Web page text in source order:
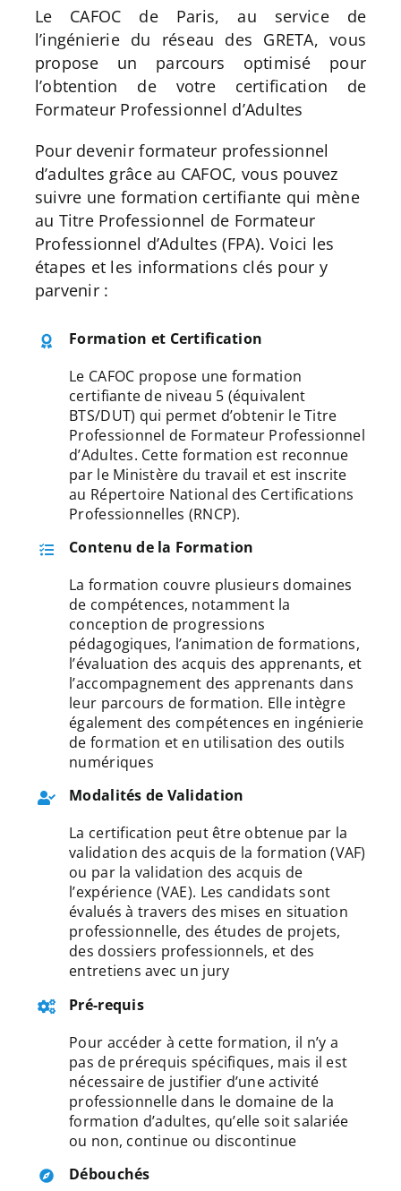
Apprentissage
Bilan de Compétences
Validation des acquis – VAE
Notre Réseau
Actualités
Recherche
Le CAFOC de Paris, au service de
l’ingénierie du réseau des GRETA, vous
propose un parcours optimisé pour
l’obtention de votre certification de
Formateur Professionnel d’Adultes
Pour devenir formateur professionnel
d’adultes grâce au CAFOC, vous pouvez
suivre une formation certifiante qui mène
au Titre Professionnel de Formateur
Professionnel d’Adultes (FPA). Voici les
étapes et les informations clés pour y
parvenir :
Formation et Certification
Le CAFOC propose une formation
certifiante de niveau 5 (équivalent
BTS/DUT) qui permet d’obtenir le Titre
Professionnel de Formateur Professionnel
d’Adultes. Cette formation est reconnue
par le Ministère du travail et est inscrite
au Répertoire National des Certifications
Professionnelles (RNCP).
Contenu de la Formation
La formation couvre plusieurs domaines
de compétences, notamment la
conception de progressions
pédagogiques, l’animation de formations,
l’évaluation des acquis des apprenants, et
l’accompagnement des apprenants dans
leur parcours de formation. Elle intègre
également des compétences en ingénierie
de formation et en utilisation des outils
numériques
Modalités de Validation
La certification peut être obtenue par la
validation des acquis de la formation (VAF)
ou par la validation des acquis de
l’expérience (VAE). Les candidats sont
évalués à travers des mises en situation
professionnelle, des études de projets,
des dossiers professionnels, et des
entretiens avec un jury
Pré-requis
Pour accéder à cette formation, il n’y a
pas de prérequis spécifiques, mais il est
nécessaire de justifier d’une activité
professionnelle dans le domaine de la
formation d’adultes, qu’elle soit salariée
ou non, continue ou discontinue
Débouchés